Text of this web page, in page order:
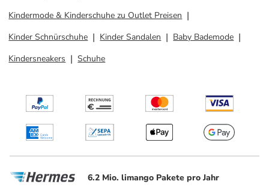
Kindermode & Kinderschuhe zu Outlet Preisen
Kinder Schnürschuhe
Kinder Sandalen
Baby Bademode
Kindersneakers
Schuhe
6.2 Mio. limango Pakete pro Jahr